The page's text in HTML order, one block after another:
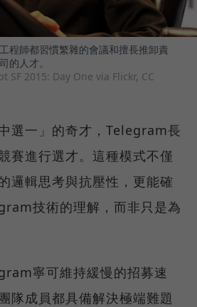
程師都習慣繁雜的會議和擅長推卸責
的人才。
SF 2015: Day One via Flickr, CC
選一」的奇才，Telegram長
賽進行選才。這種模式不僅
邏輯思考與抗壓性，更能確
技術的理解，而非只是為
寧可維持緩慢的招募速
隊成員都具備解決極端難題